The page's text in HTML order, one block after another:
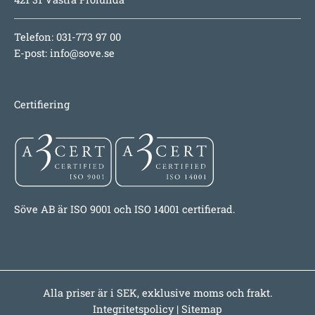
Telefon: 031-773 97 00
E-post: info@sove.se
Certifiering
Söve AB är ISO 9001 och ISO 14001 certifierad.
Alla priser är i SEK, exklusive moms och frakt.
Integritetspolicy| Sitemap